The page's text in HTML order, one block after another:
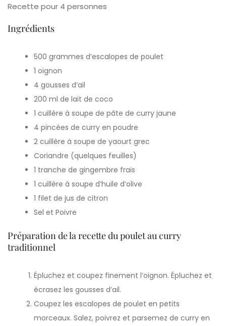
Recette pour 4 personnes
Ingrédients
500 grammes d’escalopes de poulet
1 oignon
4 gousses d’ail
200 ml de lait de coco
1 cuillère à soupe de pâte de curry jaune
4 pincées de curry en poudre
2 cuillère à soupe de yaourt grec
Coriandre (quelques feuilles)
1 tranche de gingembre frais
1 cuillère à soupe d’huile d’olive
1 filet de jus de citron
Sel et Poivre
Préparation de la recette du poulet au curry
traditionnel
Épluchez et coupez finement l’oignon. Épluchez et
écrasez les gousses d’ail.
Coupez les escalopes de poulet en petits
morceaux. Salez, poivrez et parsemez de curry en